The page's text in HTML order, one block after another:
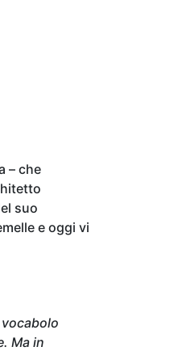
– che
suo
e oggi vi
Ma in